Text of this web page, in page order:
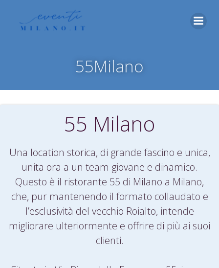
55Milano
55 Milano
Una location storica, di grande fascino e unica,
unita ora a un team giovane e dinamico.
Questo è il ristorante 55 di Milano a Milano,
che, pur mantenendo il formato collaudato e
l’esclusività del vecchio Roialto, intende
migliorare ulteriormente e offrire di più ai suoi
clienti.